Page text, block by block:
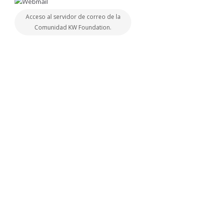
Acceso al servidor de correo de la
Comunidad KW Foundation.